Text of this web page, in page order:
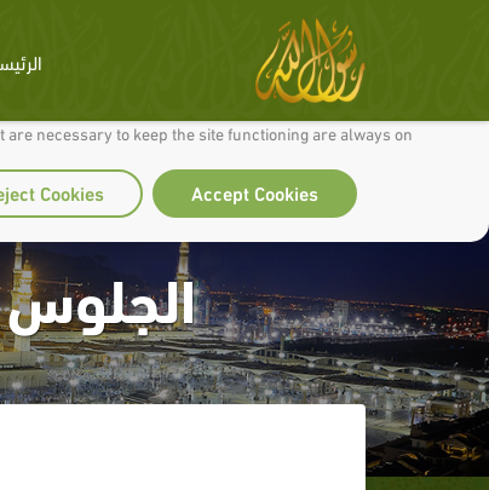
our site work well for you and so we can continually improve it.
are necessary to keep the site functioning are always on
Accept Cookies
Cookies
الجلوس